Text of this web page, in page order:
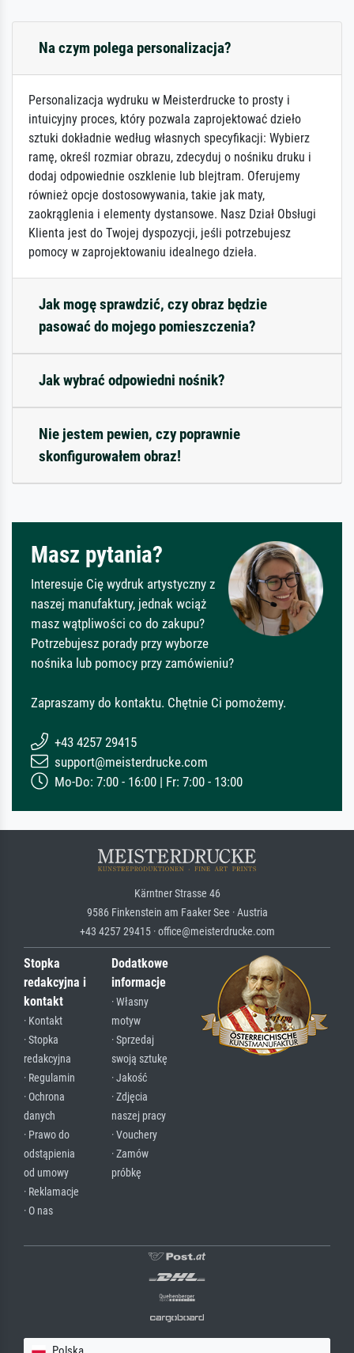
Na czym polega personalizacja?
Personalizacja wydruku w Meisterdrucke to prosty i
intuicyjny proces, który pozwala zaprojektować dzieło
sztuki dokładnie według własnych specyfikacji: Wybierz
ramę, określ rozmiar obrazu, zdecyduj o nośniku druku i
dodaj odpowiednie oszklenie lub blejtram. Oferujemy
również opcje dostosowywania, takie jak maty,
zaokrąglenia i elementy dystansowe. Nasz Dział Obsługi
Klienta jest do Twojej dyspozycji, jeśli potrzebujesz
pomocy w zaprojektowaniu idealnego dzieła.
Jak mogę sprawdzić, czy obraz będzie
pasować do mojego pomieszczenia?
Jak wybrać odpowiedni nośnik?
Nie jestem pewien, czy poprawnie
skonfigurowałem obraz!
Masz pytania?
Interesuje Cię wydruk artystyczny z
naszej manufaktury, jednak wciąż
masz wątpliwości co do zakupu?
Potrzebujesz porady przy wyborze
nośnika lub pomocy przy zamówieniu?
Zapraszamy do kontaktu. Chętnie Ci pomożemy.
+43 4257 29415
support@meisterdrucke.com
Mo-Do: 7:00 - 16:00 | Fr: 7:00 - 13:00
Kärntner Strasse 46
9586 Finkenstein am Faaker See · Austria
+43 4257 29415 · office@meisterdrucke.com
Stopka
redakcyjna i
kontakt
· Kontakt
· Stopka
redakcyjna
· Regulamin
· Ochrona
danych
· Prawo do
odstąpienia
od umowy
· Reklamacje
· O nas
Dodatkowe
informacje
· Własny
motyw
· Sprzedaj
swoją sztukę
· Jakość
· Zdjęcia
naszej pracy
· Vouchery
· Zamów
próbkę